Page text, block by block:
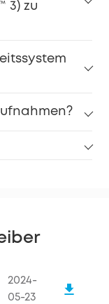
3) zu
2024-
05-23